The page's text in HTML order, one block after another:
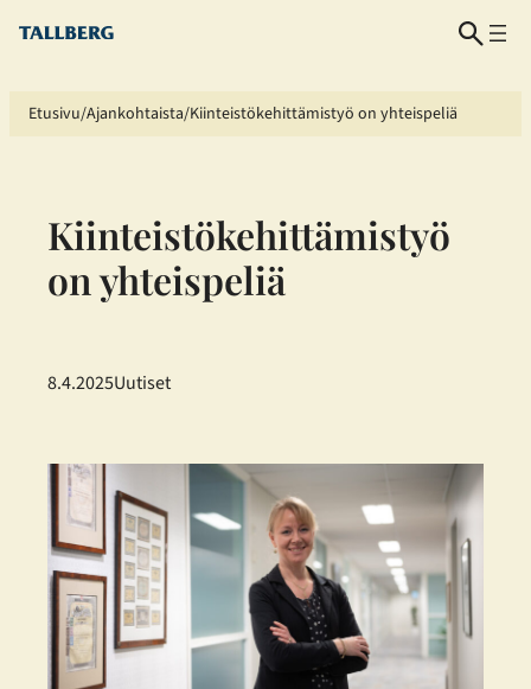
Siirry
Etusivu Ajankohtaista Kiinteistökehittämistyö on yhteispeliä
Kiinteistökehittämistyö
on yhteispeliä
8.4.2025Uutiset